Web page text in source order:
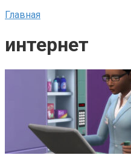
Главная
интернет